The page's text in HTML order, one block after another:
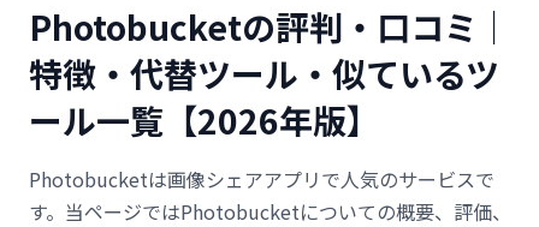
Photobucketの評判・口コミ｜
特徴・代替ツール・似ているツ
ール一覧【2026年版】
Photobucketは画像シェアアプリで人気のサービスで
す。当ページではPhotobucketについての概要、評価、